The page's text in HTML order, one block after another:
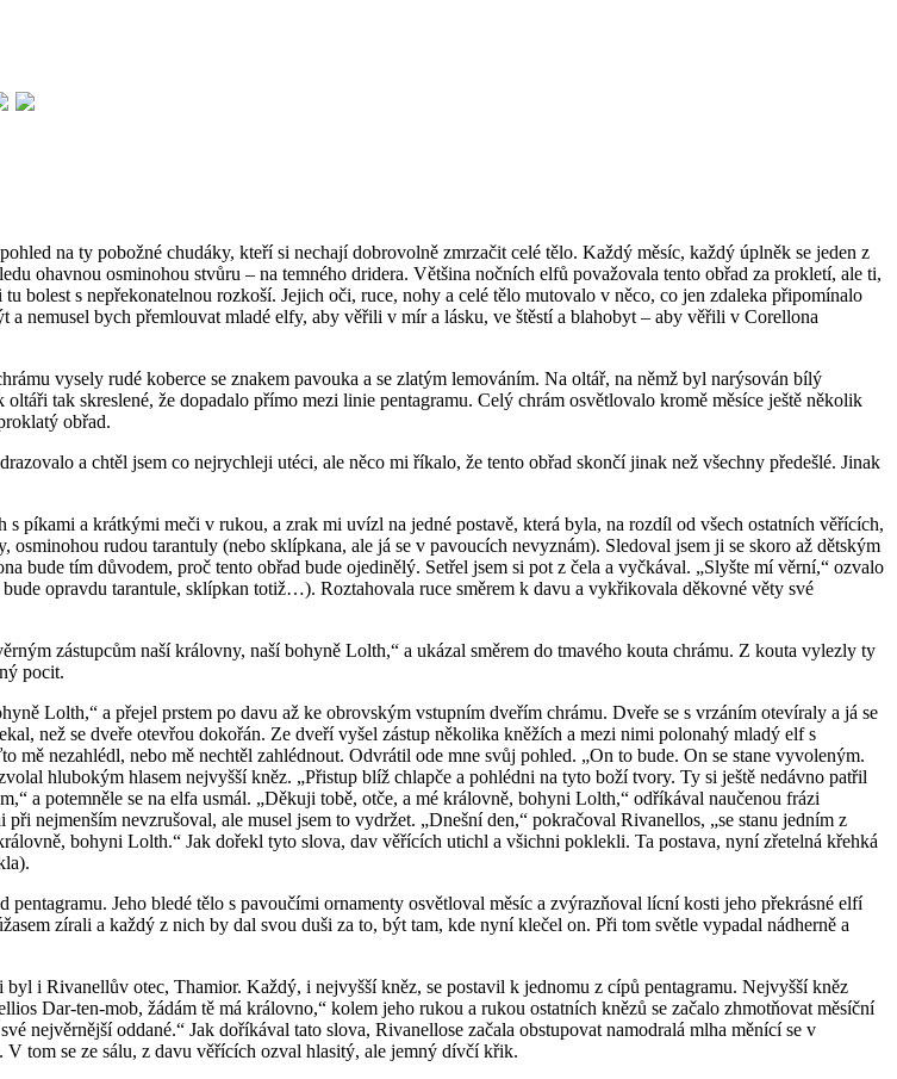
na ty pobožné chudáky, kteří si nechají dobrovolně zmrzačit celé tělo. Každý měsíc, každý úplněk se jeden z
ohavnou osminohou stvůru – na temného dridera. Většina nočních elfů považovala tento obřad za prokletí, ale ti,
bolest s nepřekonatelnou rozkoší. Jejich oči, ruce, nohy a celé tělo mutovalo v něco, co jen zdaleka připomínalo
nemusel bych přemlouvat mladé elfy, aby věřili v mír a lásku, ve štěstí a blahobyt – aby věřili v Corellona
vysely rudé koberce se znakem pavouka a se zlatým lemováním. Na oltář, na němž byl narýsován bílý
tak skreslené, že dopadalo přímo mezi linie pentagramu. Celý chrám osvětlovalo kromě měsíce ještě několik
obřad.
a chtěl jsem co nejrychleji utéci, ale něco mi říkalo, že tento obřad skončí jinak než všechny předešlé. Jinak
píkami a krátkými meči v rukou, a zrak mi uvízl na jedné postavě, která byla, na rozdíl od všech ostatních věřících,
rudou tarantuly (nebo sklípkana, ale já se v pavoucích nevyznám). Sledoval jsem ji se skoro až dětským
bude tím důvodem, proč tento obřad bude ojedinělý. Setřel jsem si pot z čela a vyčkával. „Slyšte mí věrní,“ ozvalo
opravdu tarantule, sklípkan totiž…). Roztahovala ruce směrem k davu a vykřikovala děkovné věty své
zástupcům naší královny, naší bohyně Lolth,“ a ukázal směrem do tmavého kouta chrámu. Z kouta vylezly ty
pocit.
Lolth,“ a přejel prstem po davu až ke obrovským vstupním dveřím chrámu. Dveře se s vrzáním otevíraly a já se
než se dveře otevřou dokořán. Ze dveří vyšel zástup několika kněžích a mezi nimi polonahý mladý elf s
nezahlédl, nebo mě nechtěl zahlédnout. Odvrátil ode mne svůj pohled. „On to bude. On se stane vyvoleným.
hlubokým hlasem nejvyšší kněz. „Přistup blíž chlapče a pohlédni na tyto boží tvory. Ty si ještě nedávno patřil
a potemněle se na elfa usmál. „Děkuji tobě, otče, a mé královně, bohyni Lolth,“ odříkával naučenou frázi
nejmenším nevzrušoval, ale musel jsem to vydržet. „Dnešní den,“ pokračoval Rivanellos, „se stanu jedním z
bohyni Lolth.“ Jak dořekl tyto slova, dav věřících utichl a všichni poklekli. Ta postava, nyní zřetelná křehká
Jeho bledé tělo s pavoučími ornamenty osvětloval měsíc a zvýrazňoval lícní kosti jeho překrásné elfí
zírali a každý z nich by dal svou duši za to, být tam, kde nyní klečel on. Při tom světle vypadal nádherně a
i Rivanellův otec, Thamior. Každý, i nejvyšší kněz, se postavil k jednomu z cípů pentagramu. Nejvyšší kněz
Dar-ten-mob, žádám tě má královno,“ kolem jeho rukou a rukou ostatních knězů se začalo zhmotňovat měsíční
nejvěrnější oddané.“ Jak doříkával tato slova, Rivanellose začala obstupovat namodralá mlha měnící se v
tom se ze sálu, z davu věřících ozval hlasitý, ale jemný dívčí křik.